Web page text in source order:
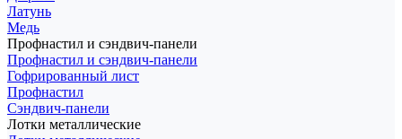
Латунь
Медь
Профнастил и сэндвич-панели
Профнастил и сэндвич-панели
Гофрированный лист
Профнастил
Сэндвич-панели
Лотки металлические